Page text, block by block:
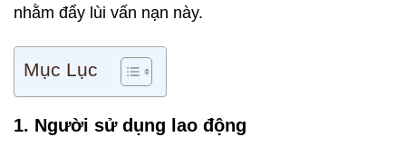
nhằm đẩy lùi vấn nạn này.
Mục Lục
1. Người sử dụng lao động